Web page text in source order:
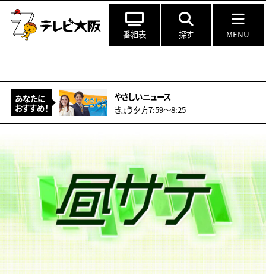
番組表 探す MENU
あなたに
おすすめ！
やさしいニュース
きょう夕方7:59〜8:25